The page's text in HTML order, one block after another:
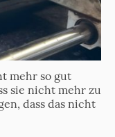
mehr so gut
sie nicht mehr zu
dass das nicht